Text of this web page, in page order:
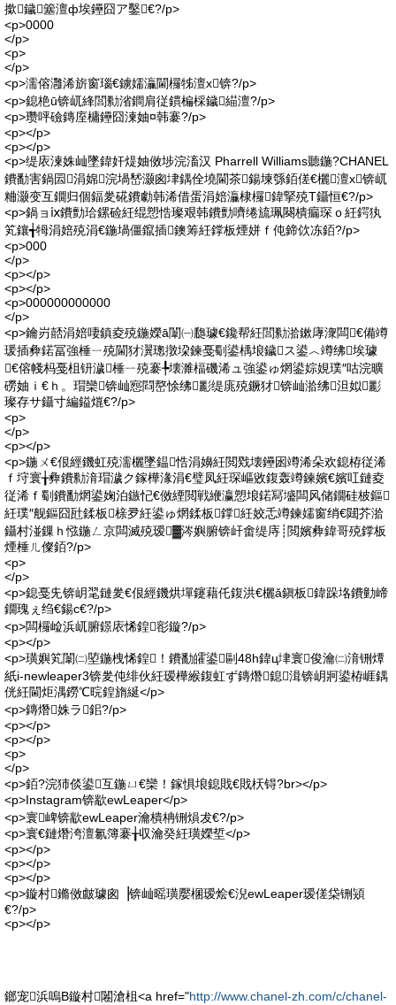
撳鐬簺澶ф埃鑸囧ア鑿€?/p>
<p>0000
</p>
<p>
</p>
<p>濡傛灉浠旂窗瑙€鐪嬬灜閫欏牬澶х锛?/p>
<p>鎴栬ū锛屼綘閭勬渻鐧肩従鏆楄棌鐬緢澶?/p>
<p>瓒呯礆鏄庢槦鑸囧湅妯¤韩褰?/p>
<p></p>
<p></p>
<p>缇庡湅姝屾墜鍏奸煶妯傚埗浣滀汉 Pharrell Williams聽鍦?CHANEL
鐨勫害鍋囩涓婂浣堝嵆灏囪垏鍝佺墝閫茶鍚堜綔銆傞€欐澶х锛屼
粬灏变互鐗归個鍢夎硴鐨勮韩浠借蛋涓婄灜棣欏鍏掔殑T鑷恒€?/p>
<p>鍋ョⅸ鐨勯珨鏍硷紝绲愬悎璨艰韩鐨勯嚌绻旈珮闋樻瘺琛ｏ紝鍔犱
笂鑲╅牳涓婄殑涓€鍦堝僵鑹插鐭筹紝鐣板煙姘ｆ伅鍗佽冻銆?/p>
<p>000
</p>
<p></p>
<p></p>
<p>000000000000
</p>
<p>鑰岃嚭涓婄啛鎮夌殑鍦嬫ā闈㈠瓟璩€鑱帮紝閭勬湁鏉庨潨闆€備竴
瑗插彜鍩冨強棰ㄧ殑閫犲瀷璁撴垜鍊戞劅鍙楀埌鐬ス鍙︿竴绋埃璩
€傛帴杩戞柤钘濊棰ㄧ殑褰╄壊濉楅磯浠ュ強鍙ゅ焹鍙婃娊璞″咕浣曠
磱妯ｉ€ｈ。瑁欒锛屾惌閰嶅悇绋彲缇庣殑鐝犲锛屾湁绋泹姒彲
璨存サ鑷寸編鎰熴€?/p>
<p>
</p>
<p></p>
<p>鍦ㄨ€佷經鐖虹殑濡欐墜鎾悎涓嬶紝閲戣壊鑸囦竴浠朵欢鎴栫従浠
ｆ垨寰╁彜鐨勬湇瑁濊ク鎵樺湪涓€璧凤紝琛嶇敓鍑轰竴鍊嬪€嬪叿鏈夌
従浠ｆ劅鐨勫焹鍙婅泊鏃忋€傚緸閲戦緶瀛愬埌鍩冩墭闆风储鐗硅柀鏂
紝璞″舰鏂囧瓧鍒板榇夛紝鍙ゅ焹鍒板鐣紝姣忎竴鍊嬬窗绡€閮芥湁
鑷村湴鏁ｈ惤鍦ㄥ京闆滅殑瑷▓涔嬩腑锛屽畬缇庤┊閲嬪彜鍏哥殑鐣板
煙棰ㄦ儏銆?/p>
<p>
</p>
<p>鎴戞兂锛岄毣鏈夎€佷經鐖烘墠鑳藉仛鍑洪€欐ǎ鎭板鍏跺垎鐨勭崹
鐗瑰ぇ绉€鍚с€?/p>
<p>闆欏崄浜屼腑鐛庡悕鍠彮鏇?/p>
<p></p>
<p>璜嬩笂闈㈡埅鍦栧悕鍠！鐨勫皬鍙剾48h鍏ц垏寰俊瀹㈡湇铏燂
紙i-newleaper3锛夎伅绯伙紝瑷樺緱鍑虹ず鏄熸鎴湒锛岄牁鍙栫崕鍝
侊紝閫炬湡鐒℃晥鍠旓綖</p>
<p>鏄熸姝ラ鈻?/p>
<p></p>
<p></p>
<p>
</p>
<p>銆?浣犻倓鍙互鍦ㄩ€欒！鎵惧埌鎴戝€戝枖锝?br></p>
<p>Instagram锛歂ewLeaper</p>
<p>寰崥锛歂ewLeaper瀹樻柟铏熉犮€?/p>
<p>寰€鏈熸洿澶氱簿褰╁収瀹癸紝璜嬫埑</p>
<p></p>
<p></p>
<p></p>
<p>鏇村鏅傚皻璩囪▕锛屾暚璜嬮棞瑷烩€淣ewLeaper瑷傞柋铏熲
€?/p>
<p></p>
鎯宠浜嗚В鏇村闂滄柤<a href="http://www.chanel-zh.com/c/chanel-